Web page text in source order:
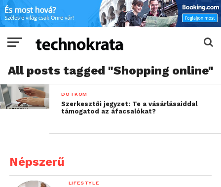
All posts tagged "Shopping online"
DOTKOM
Szerkesztői jegyzet: Te a vásárlásaiddal
támogatod az áfacsalókat?
Népszerű
LIFESTYLE